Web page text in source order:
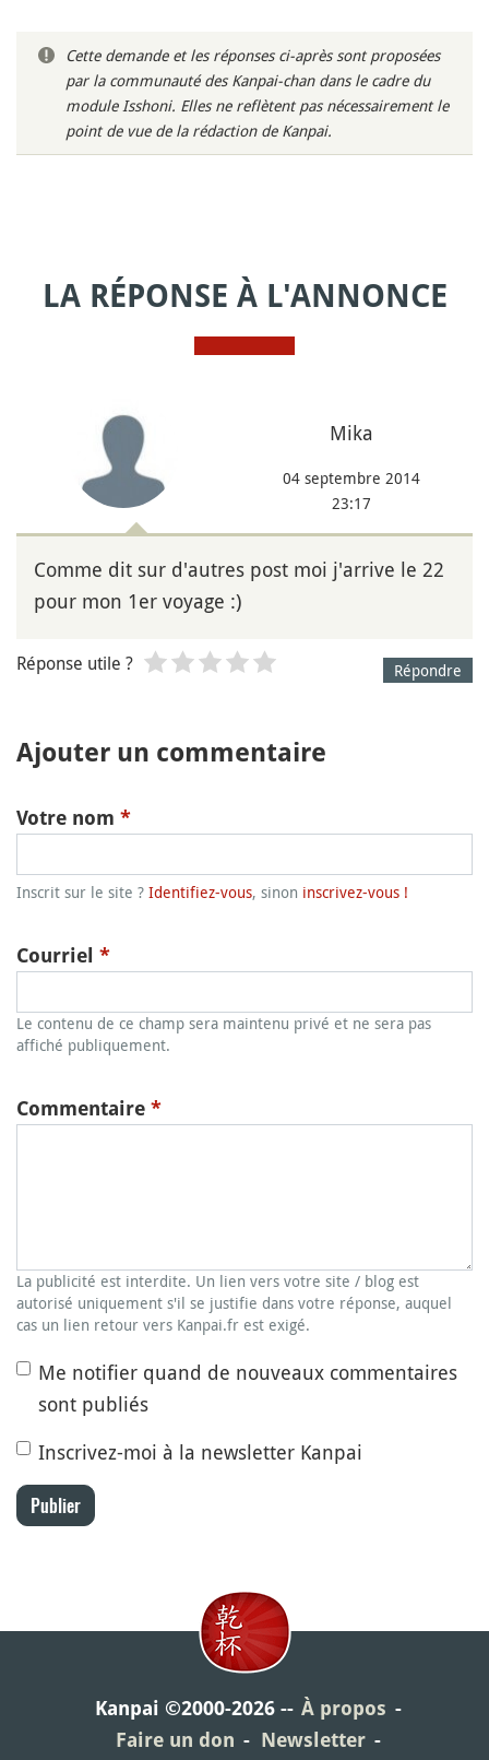
Cette demande et les réponses ci-après sont proposées
par la communauté des Kanpai-chan dans le cadre du
module Isshoni. Elles ne reflètent pas nécessairement le
point de vue de la rédaction de Kanpai.
LA RÉPONSE À L'ANNONCE
Mika
04 septembre 2014
23:17
Comme dit sur d'autres post moi j'arrive le 22
pour mon 1er voyage :)
Répondre
Réponse utile ?
Ajouter un commentaire
Votre nom *
Inscrit sur le site ? Identifiez-vous, sinon inscrivez-vous !
Courriel *
Le contenu de ce champ sera maintenu privé et ne sera pas
affiché publiquement.
Commentaire *
La publicité est interdite. Un lien vers votre site / blog est
autorisé uniquement s'il se justifie dans votre réponse, auquel
cas un lien retour vers Kanpai.fr est exigé.
Me notifier quand de nouveaux commentaires
sont publiés
Inscrivez-moi à la newsletter Kanpai
Publier
Kanpai ©2000-2026
À propos
Faire un don
Newsletter